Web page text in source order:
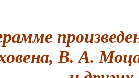
В. А.